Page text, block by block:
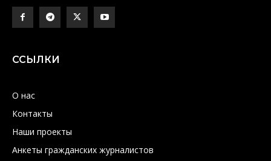
ССЫЛКИ
О нас
Контакты
Наши проекты
Анкеты гражданских журналистов